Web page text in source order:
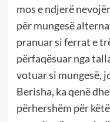
mos e ndjerë
për mungesë
pranuar si ferrat e
përfaqësuar nga
votuar si mungesë,
Berisha, ka qenë
përhershëm për